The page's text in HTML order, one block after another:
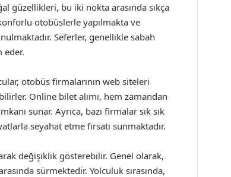
güzellikleri, bu iki nokta arasında sıkça
otobüslerle yapılmakta ve
Seferler, genellikle sabah
eder.
otobüs firmalarının web siteleri
Online bilet alımı, hem zamandan
sunar. Ayrıca, bazı firmalar sık sık
seyahat etme fırsatı sunmaktadır.
değişiklik gösterebilir. Genel olarak,
sürmektedir. Yolculuk sırasında,